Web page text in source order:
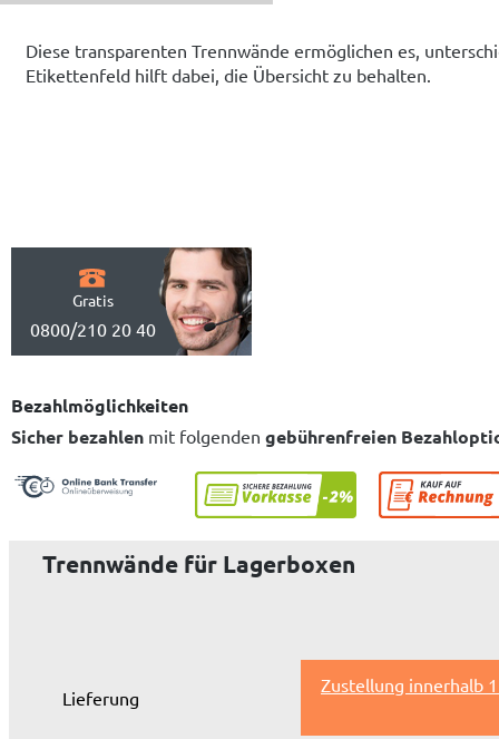
Diese transparenten Trennwände ermöglichen es,
Etikettenfeld hilft dabei, die Übersicht zu behalten.
Gratis
0800/210 20 40
Bezahlmöglichkeiten
Sicher bezahlen mit folgenden gebührenfreien
Trennwände für Lagerboxen
Lieferung
Zustellung innerhalb